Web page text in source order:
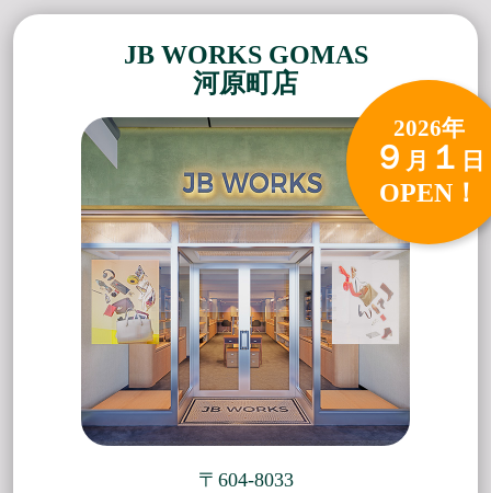
JB WORKS GOMAS
河原町店
〒604-8033
2026年
９ 月 １ 日
OPEN！